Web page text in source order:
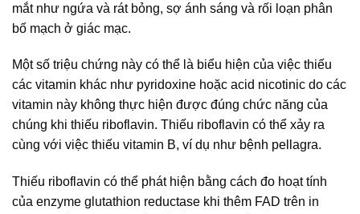
mắt như ngứa và rát bỏng, sợ ánh sáng và rối loạn phân
bố mạch ở giác mạc.
Một số triệu chứng này có thể là biểu hiện của việc thiếu
các vitamin khác như pyridoxine hoặc acid nicotinic do các
vitamin này không thực hiện được đúng chức năng của
chúng khi thiếu riboflavin. Thiếu riboflavin có thể xảy ra
cùng với việc thiếu vitamin B, ví dụ như bệnh pellagra.
Thiếu riboflavin có thể phát hiện bằng cách đo hoạt tính
của enzyme glutathion reductase khi thêm FAD trên in